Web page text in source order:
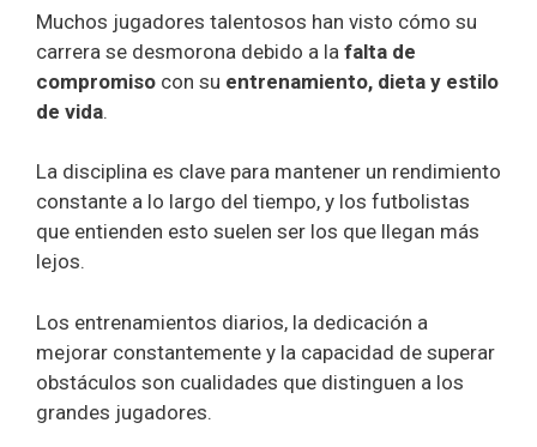
Muchos jugadores talentosos han visto cómo su
carrera se desmorona debido a la falta de
compromiso con su entrenamiento, dieta y estilo
de vida.
La disciplina es clave para mantener un rendimiento
constante a lo largo del tiempo, y los futbolistas
que entienden esto suelen ser los que llegan más
lejos.
Los entrenamientos diarios, la dedicación a
mejorar constantemente y la capacidad de superar
obstáculos son cualidades que distinguen a los
grandes jugadores.